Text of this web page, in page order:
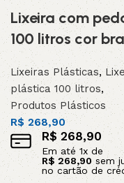
Lixeira com
100 litros cor
Lixeiras Plásticas,
plástica 100 litros,
Produtos Plásticos
R$ 268,90
R$268,90
Em até 1x de
R$ 268,90sem
no cartão de